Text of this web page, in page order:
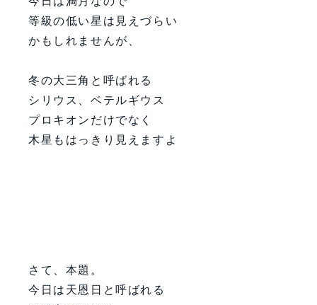
等級の低い星は見えづらい
かもしれませんが、
冬の大三角と呼ばれる
シリウス、ベテルギウス
プロキオンだけでなく
木星もはっきり見えますよ
さて、本題。
今日は天恩日と呼ばれる